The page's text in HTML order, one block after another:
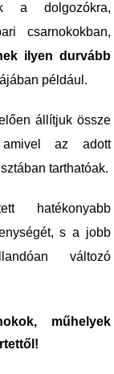
a dolgozókra,
csarnokokban,
ilyen durvább
például.
állítjuk össze
amivel az adott
tarthatóak.
hatékonyabb
s a jobb
változó
műhelyek